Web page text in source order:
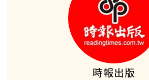
時報出版